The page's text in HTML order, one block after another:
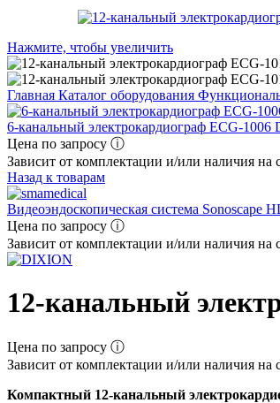
Нажмите, чтобы увеличить
Главная Каталог оборудования
6-канальный электрокардиограф ECG-1006
Цена по запросу ⓘ
Зависит от комплектации и/или наличия на
Назад к товарам
Видеоэндоскопическая система Sonoscape
Цена по запросу ⓘ
Зависит от комплектации и/или наличия на
12-канальный
Цена по запросу ⓘ
Зависит от комплектации и/или наличия на
Компактный 12-канальный